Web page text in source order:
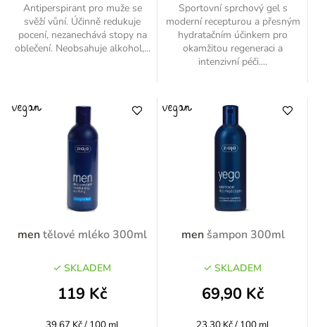
Antiperspirant pro muže se
svěží vůní. Účinně redukuje
pocení, nezanechává stopy na
oblečení. Neobsahuje alkohol,...
Sportovní sprchový gel s
moderní recepturou a přesným
hydratačním účinkem pro
okamžitou regeneraci a
intenzivní péči....
mentělové mléko 300ml
SKLADEM
119 Kč
Měrná
men šampon 300ml
SKLADEM
69,90 Kč
Měrná